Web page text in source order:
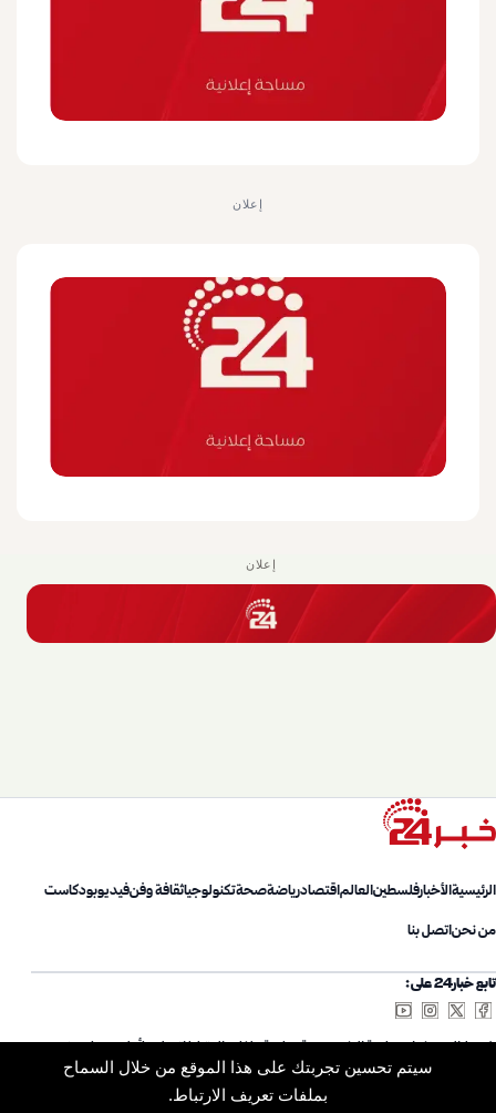
إعلان
إعلان
الرئيسيةالأخبارفلسطينالعالماقتصادرياضةصحةتكنولوجياثقافة وفنفيديوبودكاست
من نحناتصل بنا
تابع خبار24 على:
شروط الاستخدامسياسة الخصوصيةسياسة ملفات الارتباطاتصل بناأعلن معنامن نحن
سيتم تحسين تجربتك على هذا الموقع من خلال السماح
بملفات تعريف الارتباط.